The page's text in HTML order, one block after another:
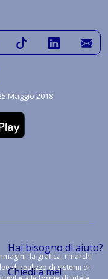
Hai bisogno di aiuto?
Chiedi a me!
Maggio 2018
la grafica, i marchi
di realizzo di sistemi di